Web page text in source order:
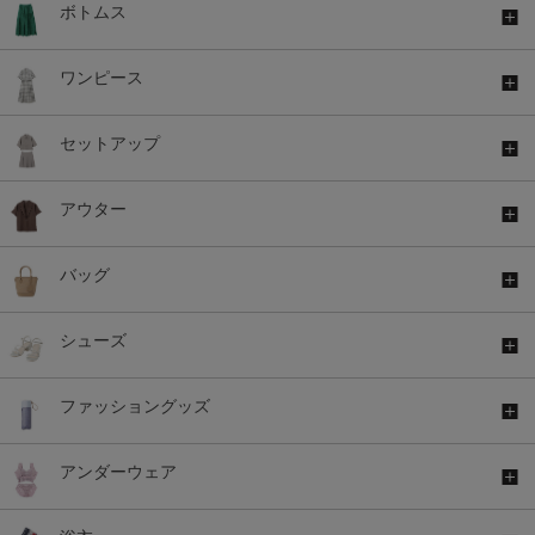
ボトムス
ワンピース
セットアップ
アウター
バッグ
シューズ
ファッショングッズ
アンダーウェア